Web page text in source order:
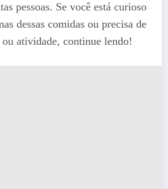
pessoas. Se você está curioso
dessas comidas ou precisa de
atividade, continue lendo!